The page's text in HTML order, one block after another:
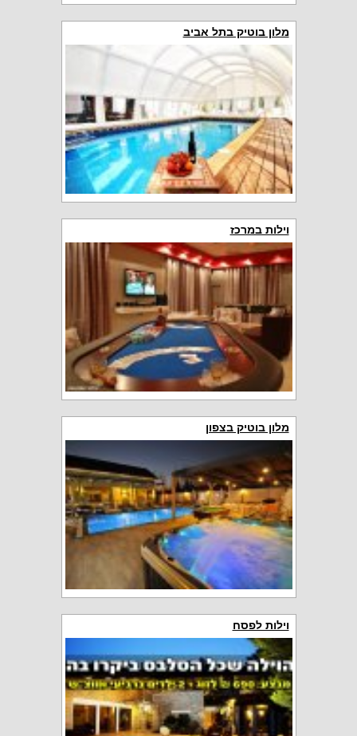
מלון בוטיק בתל אביב
וילות במרכז
מלון בוטיק בצפון
וילות לפסח